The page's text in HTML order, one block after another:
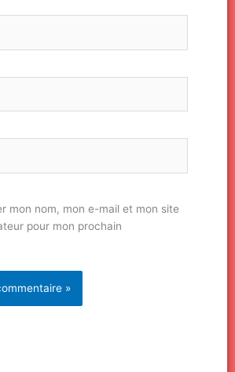
mon nom, mon e-mail et mon site
pour mon prochain